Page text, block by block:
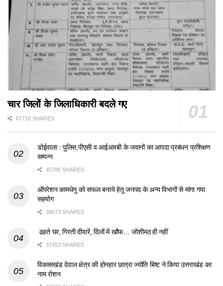
चार जिलों के जिलाधिकारी बदले गए
67718 SHARES
डोईवाला : पुलिस,पीएसी व आईआरबी के जवानों का आपदा प्रबंधन प्रशिक्षण
सम्पन्न
45786 SHARES
ऑपरेशन कामधेनु को सफल बनाये हेतु जनपद के अन्य विभागों से मांगा गया
सहयोग
38073 SHARES
ढहते घर, गिरती दीवारें, दिलों में खौफ… जोशीमठ ही नहीं
37453 SHARES
विकासखंड देवाल क्षेत्र की होनहार छात्रा ज्योति बिष्ट ने किया उत्तराखंड का
नाम रोशन